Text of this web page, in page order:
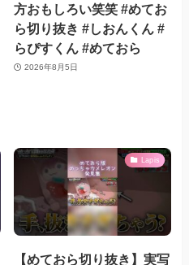
方おもしろい笑笑 #めてお
ら切り抜き #しおんくん #
らぴすくん #めておら
2026年8月5日
Lapis
【めておら切り抜き】実写